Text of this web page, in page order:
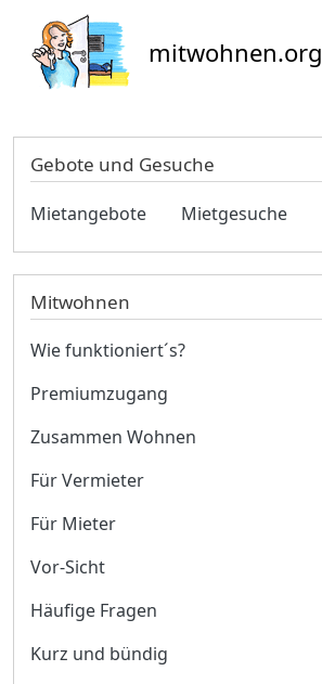
mitwohnen.org
Gebote und Gesuche
Mietangebote Mietgesuche
Mitwohnen
Wie funktioniert´s?
Premiumzugang
Zusammen Wohnen
Für Vermieter
Für Mieter
Vor-Sicht
Häufige Fragen
Kurz und bündig